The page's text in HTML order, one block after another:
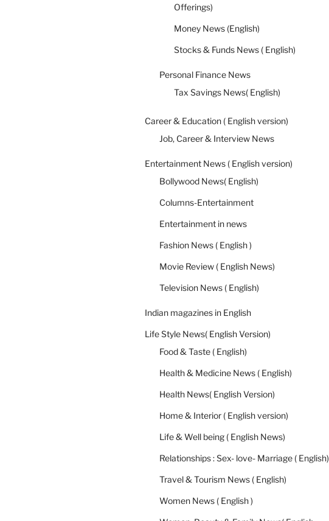
Offerings)
Money News (English)
Stocks & Funds News ( English)
Personal Finance News
Tax Savings News( English)
Career & Education ( English version)
Job, Career & Interview News
Entertainment News ( English version)
Bollywood News( English)
Columns-Entertainment
Entertainment in news
Fashion News ( English )
Movie Review ( English News)
Television News ( English)
Indian magazines in English
Life Style News( English Version)
Food & Taste ( English)
Health & Medicine News ( English)
Health News( English Version)
Home & Interior ( English version)
Life & Well being ( English News)
Relationships : Sex- love- Marriage ( English)
Travel & Tourism News ( English)
Women News ( English )